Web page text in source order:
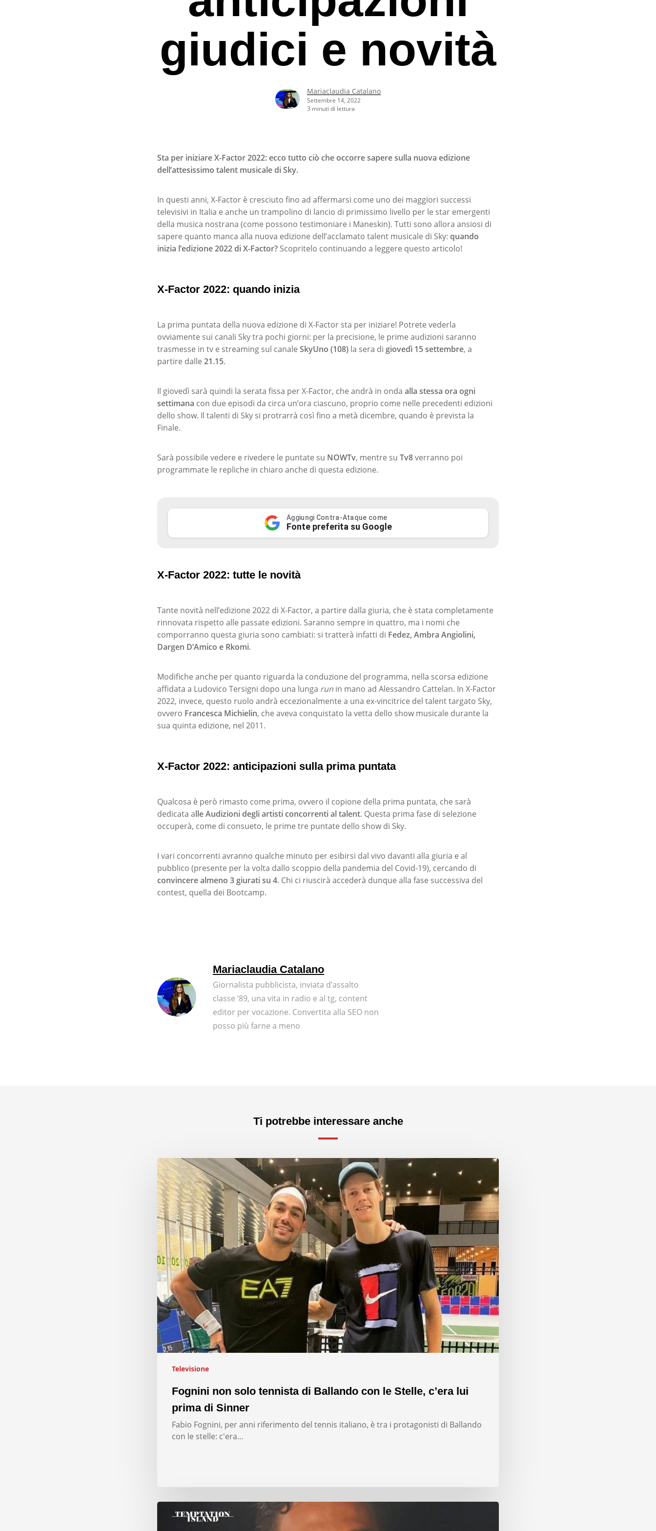
Premi invio per cercare o ESC per uscire
giudici e novità
Mariaclaudia Catalano
Settembre 14, 2022
3 minuti di lettura
Sta per iniziare X-Factor 2022: ecco tutto ciò che occorre sapere sulla nuova edizione
dell’attesissimo talent musicale di Sky.
In questi anni, X-Factor è cresciuto fino ad affermarsi come uno dei maggiori successi
televisivi in Italia e anche un trampolino di lancio di primissimo livello per le star emergenti
della musica nostrana (come possono testimoniare i Maneskin). Tutti sono allora ansiosi di
sapere quanto manca alla nuova edizione dell’acclamato talent musicale di Sky: quando
inizia l’edizione 2022 di X-Factor? Scopritelo continuando a leggere questo articolo!
X-Factor 2022: quando inizia
La prima puntata della nuova edizione di X-Factor sta per iniziare! Potrete vederla
ovviamente sui canali Sky tra pochi giorni: per la precisione, le prime audizioni saranno
trasmesse in tv e streaming sul canale SkyUno (108) la sera di giovedì 15 settembre, a
partire dalle 21.15.
Il giovedì sarà quindi la serata fissa per X-Factor, che andrà in onda alla stessa ora ogni
settimana con due episodi da circa un’ora ciascuno, proprio come nelle precedenti edizioni
dello show. Il talenti di Sky si protrarrà così fino a metà dicembre, quando è prevista la
Finale.
Sarà possibile vedere e rivedere le puntate su NOWTv, mentre su Tv8verranno poi
programmate le repliche in chiaro anche di questa edizione.
Aggiungi Contra-Ataque come
Fonte preferita su Google
X-Factor 2022: tutte le novità
Tante novità nell’edizione 2022 di X-Factor, a partire dalla giuria, che è stata completamente
rinnovata rispetto alle passate edizioni. Saranno sempre in quattro, ma i nomi che
comporranno questa giuria sono cambiati: si tratterà infatti di Fedez, Ambra Angiolini,
Dargen D’Amico e Rkomi.
Modifiche anche per quanto riguarda la conduzione del programma, nella scorsa edizione
affidata a Ludovico Tersigni dopo una lunga run in mano ad Alessandro Cattelan. In X-Factor
2022, invece, questo ruolo andrà eccezionalmente a una ex-vincitrice del talent targato Sky,
ovvero Francesca Michielin, che aveva conquistato la vetta dello show musicale durante la
sua quinta edizione, nel 2011.
X-Factor 2022: anticipazioni sulla prima puntata
Qualcosa è però rimasto come prima, ovvero il copione della prima puntata, che sarà
dedicata alle Audizioni degli artisti concorrenti al talent. Questa prima fase di selezione
occuperà, come di consueto, le prime tre puntate dello show di Sky.
I vari concorrenti avranno qualche minuto per esibirsi dal vivo davanti alla giuria e al
pubblico (presente per la volta dallo scoppio della pandemia del Covid-19), cercando di
convincere almeno 3 giurati su 4. Chi ci riuscirà accederà dunque alla fase successiva del
contest, quella dei Bootcamp.
Mariaclaudia Catalano
Giornalista pubblicista, inviata d’assalto
classe ‘89, una vita in radio e al tg, content
editor per vocazione. Convertita alla SEO non
posso più farne a meno
Ti potrebbe interessare anche
Televisione
Fognini non solo tennista di Ballando con le Stelle, c’era lui
prima di Sinner
Fabio Fognini, per anni riferimento del tennis italiano, è tra i protagonisti di Ballando
con le stelle: c'era…